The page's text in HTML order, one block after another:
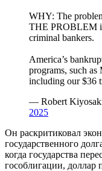
WHY: The
THE PROBLEM
criminal bankers.
America’s
programs, such as
including our $36
— Robert
2025
Он раскритиковал
государственного
когда государства
гособлигации, доллар